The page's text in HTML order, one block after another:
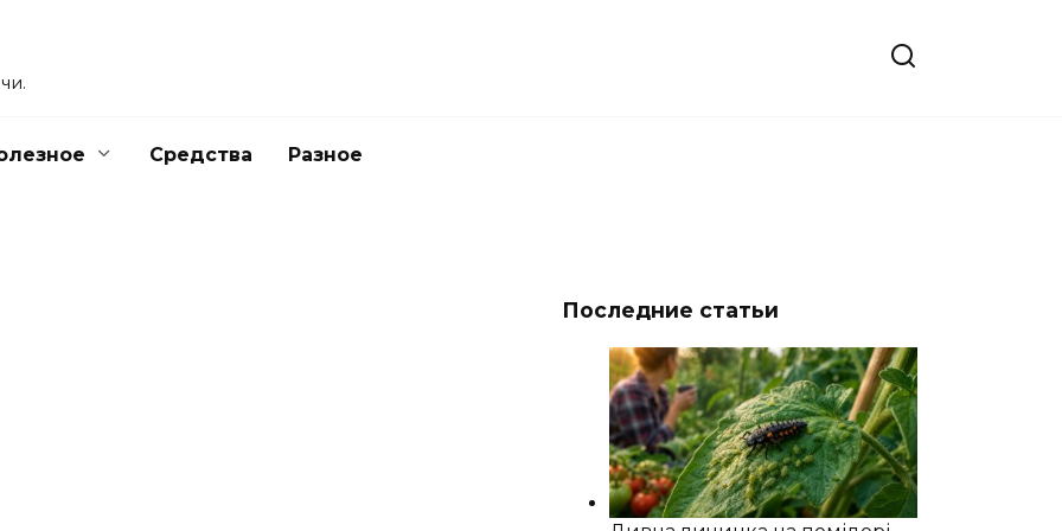
Средства Разное
Последние статьи